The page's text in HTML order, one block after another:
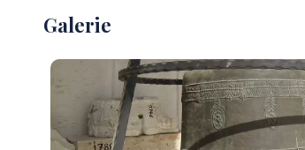
Galerie